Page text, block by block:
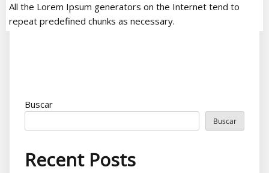
All the Lorem Ipsum generators on the Internet tend to
repeat predefined chunks as necessary.
Buscar
Buscar
Recent Posts